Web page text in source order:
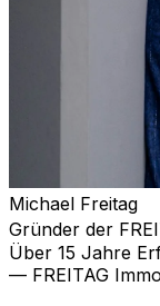
Michael Freitag
Gründer der
Über 15 Jahre
— FREITAG